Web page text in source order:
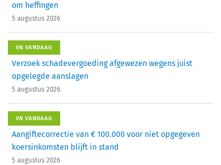
om heffingen
5 augustus 2026
VN VANDAAG
Verzoek schadevergoeding afgewezen wegens juist
opgelegde aanslagen
5 augustus 2026
VN VANDAAG
Aangiftecorrectie van € 100.000 voor niet opgegeven
koersinkomsten blijft in stand
5 augustus 2026